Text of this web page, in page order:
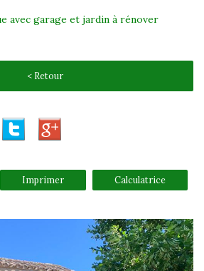
avec garage et jardin à rénover
< Retour
Imprimer Calculatrice